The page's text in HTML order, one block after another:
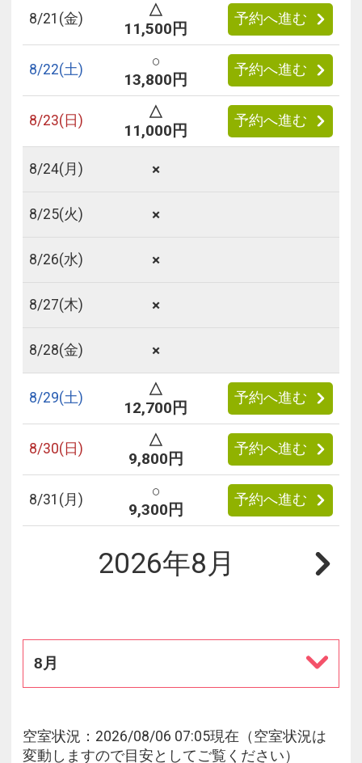
8/21 (金)
△
11,500円
予約へ進む
8/22(土)
○
13,800円
予約へ進む
8/23(日)
△
11,000円
予約へ進む
8/24(月) ×
8/25(火) ×
8/26(水) ×
8/27(木) ×
8/28(金) ×
8/29(土)
△
12,700円
予約へ進む
8/30(日)
△
9,800円
予約へ進む
8/31 (月)
○
9,300円
予約へ進む
2026年8月
8月
空室状況：2026/08/06 07:05現在（空室状況は
変動しますので目安としてご覧ください）